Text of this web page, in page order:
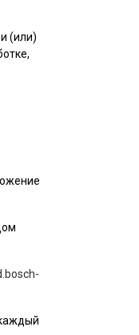
(или)